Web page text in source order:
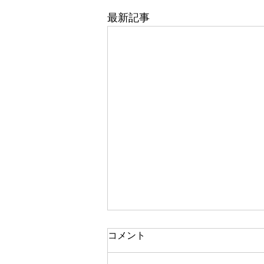
最新記事
東武百貨店 船橋店 1階 5番
コメント